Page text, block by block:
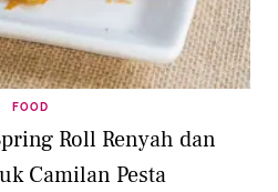
FOOD
Roll Renyah dan
Camilan Pesta